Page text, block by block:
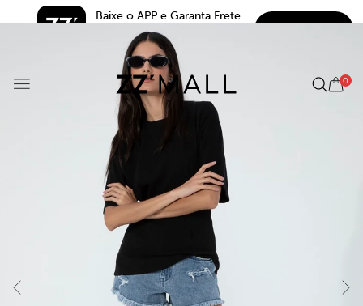
Baixe o APP e Garanta Frete
0